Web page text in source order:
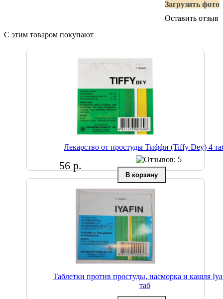
Загрузить фото
Оставить отзыв
С этим товаром покупают
Лекарство от простуды Тиффи (Tiffy Dey) 4
56 р.
Таблетки против простуды, насморка и кашля
таб